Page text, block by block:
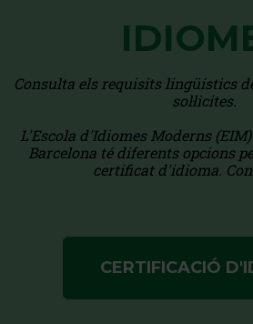
Consulta els requisits lingüístics
sol·licites.
L'Escola d'Idiomes Moderns
Barcelona té diferents opcions
certificat d'idioma.
CERTIFICACIÓ